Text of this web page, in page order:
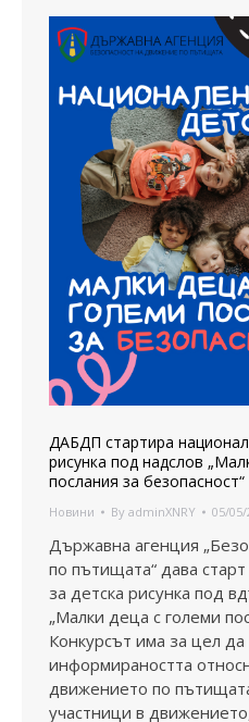
ДАБДП стартира
рисунка под надслов
послания за безопасност“
Новини By adminXNRY 05/05/
Държавна агенция
по пътищата“ дава
за детска рисунка под
„Малки деца с големи
Конкурсът има за цел
информираността
движението по
участници в